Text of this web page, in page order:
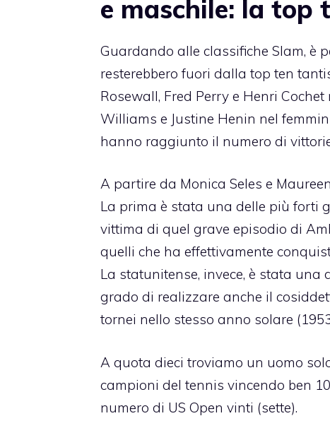
e maschile: la top
Guardando alle classifiche Slam, è
resterebbero fuori dalla top ten
Rosewall, Fred Perry e Henri
Williams e Justine Henin nel
hanno raggiunto il numero di
A partire da Monica Seles e
La prima è stata una delle più forti
vittima di quel grave episodio di
quelli che ha effettivamente
La statunitense, invece, è stata
grado di realizzare anche il
tornei nello stesso anno solare
A quota dieci troviamo un uomo
campioni del tennis vincendo ben
numero di US Open vinti (sette).